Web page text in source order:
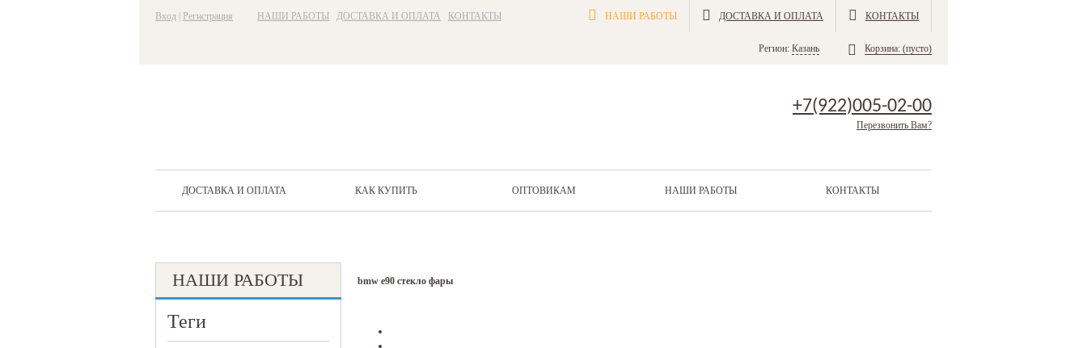
Вход Регистрация НАШИ РАБОТЫ ДОСТАВКА И ОПЛАТА КОНТАКТЫ НАШИ РАБОТЫ ДОСТАВКА И ОПЛАТА КОНТАКТЫ
Регион: Казань Корзина: (пусто)
+7(922)005-02-00
Перезвонить Вам?
ДОСТАВКА И ОПЛАТА КАК КУПИТЬ ОПТОВИКАМ НАШИ РАБОТЫ КОНТАКТЫ
НАШИ РАБОТЫ
Теги
bmw e90 стекло фары